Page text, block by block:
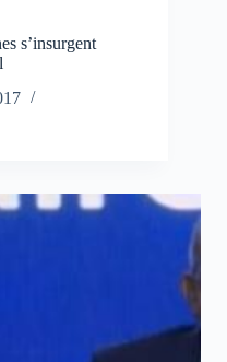
s’insurgent